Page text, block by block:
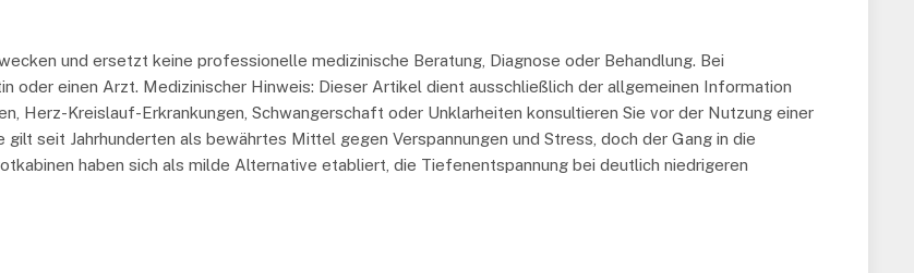
und ersetzt keine professionelle medizinische Beratung, Diagnose oder Behandlung. Bei
oder einen Arzt. Medizinischer Hinweis: Dieser Artikel dient ausschließlich der allgemeinen Information
Herz-Kreislauf-Erkrankungen, Schwangerschaft oder Unklarheiten konsultieren Sie vor der Nutzung einer
seit Jahrhunderten als bewährtes Mittel gegen Verspannungen und Stress, doch der Gang in die
haben sich als milde Alternative etabliert, die Tiefenentspannung bei deutlich niedrigeren